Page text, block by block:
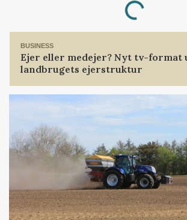
Loading...
BUSINESS
Ejer eller medejer? Nyt tv-
landbrugets ejerstruktur